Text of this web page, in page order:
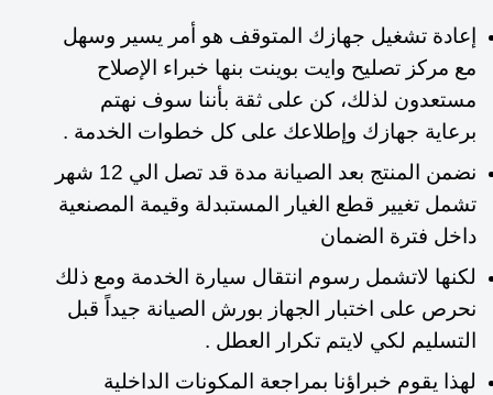
إعادة تشغيل جهازك المتوقف هو أمر يسير وسهل
مع مركز تصليح وايت بوينت بنها خبراء الإصلاح
مستعدون لذلك، كن على ثقة بأننا سوف نهتم
برعاية جهازك وإطلاعك على كل خطوات الخدمة .
نضمن المنتج بعد الصيانة مدة قد تصل الي 12 شهر
تشمل تغيير قطع الغيار المستبدلة وقيمة المصنعية
داخل فترة الضمان
لكنها لاتشمل رسوم انتقال سيارة الخدمة ومع ذلك
نحرص على اختبار الجهاز بورش الصيانة جيداً قبل
التسليم لكي لايتم تكرار العطل .
لهذا يقوم خبراؤنا بمراجعة المكونات الداخلية